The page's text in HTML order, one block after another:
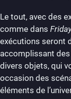
Le tout, avec des
comme dans
exécutions seront
accomplissant
divers objets, qui
occasion des
éléments de